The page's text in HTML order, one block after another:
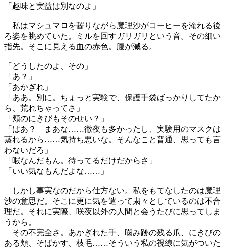
「趣味と実益は別なのよ」
私はマシュマロを齧りながら魔理沙がコーヒーを淹れる後
ろ姿を眺めていた。ミルを回すガリガリという音。その細い
指先。そこに見える血の赤色。腹が減る。
「どうしたのよ、その」
「あ？」
「あかぎれ」
「ああ。別に。ちょっと実験で、保護手袋ばっかりしてたか
ら、荒れちゃってさ」
「頬のにきびもそのせい？」
「はあ？ まあな……徹夜も多かったし、実験用のマスクは
蒸れるから……気持ち悪いな。そんなこと普通、思っても言
わないだろ」
「暇なんだもん。待ってるだけだからさ」
「いい気なもんだよな……」
しかし事実なのだから仕方ない。私をもてなしたのは魔理
沙の意思だ。そこに更に気を遣って粛々としているのは不合
理だ。それに実際、咲夜以外の人間と会うたびに思ってしま
うから。
その不完全さ。あかぎれた手、噛み跡の残る爪、にきびの
ある頬、そばかす、枝毛……そういう私の視線に気がついた